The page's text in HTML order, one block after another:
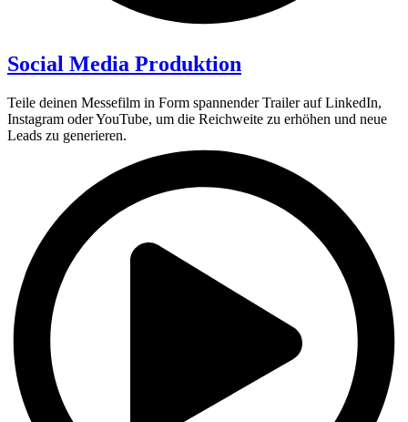
Social Media Produktion
Teile deinen Messefilm in Form spannender Trailer auf LinkedIn,
Instagram oder YouTube, um die Reichweite zu erhöhen und neue
Leads zu generieren.